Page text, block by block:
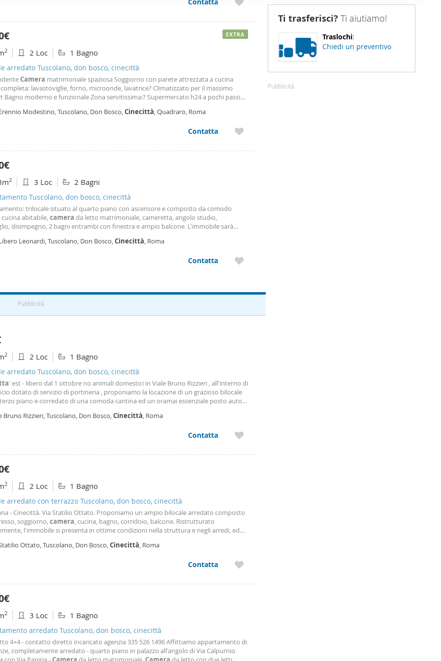
Condividiamo inoltre informazioni sul modo in cui utilizza il nostro sito
di analisi dei dati web, pubblicità e social media, i quali potrebbero
che ha fornito loro o che hanno raccolto dal suo utilizzo dei loro
2 2 Loc 1 Bagno
arredato Tuscolano, don bosco, cinecittà
Camera matrimoniale spaziosa Soggiorno con parete attrezzata a cucina
completa: lavastoviglie, forno, microonde, lavatrice? Climatizzato per il massimo
Bagno moderno e funzionale Zona servitissima:? Supermercato h24 a pochi passi
eccellenti: Metro a e mezzi pubblici
Modestino, Tuscolano, Don Bosco,Cinecittà, Quadraro, Roma
Contatta
EXTRA
2 3 Loc 2 Bagni
Tuscolano, don bosco, cinecittà
trilocale situato al quarto piano con ascensore e composto da comodo
abitabile, camera da letto matrimoniale, cameretta, angolo studio,
disimpegno, 2 bagni entrambi con finestra e ampio balcone. L'immobile sarà
degli anni '80, fornito di ascensore. Zona e
Leonardi, Tuscolano, Don Bosco,Cinecittà, Roma
Contatta
Pubblicità
2 2 Loc 1 Bagno
arredato Tuscolano, don bosco, cinecittà
' est - libero dal 1 ottobre no animali domestici in Viale Bruno Rizzieri , all'interno di
dotato di servizio di portineria , proponiamo la locazione di un grazioso bilocale
piano e corredato di una comoda cantina ed un oramai essenziale posto auto
la casa è
Bruno Rizzieri, Tuscolano, Don Bosco,Cinecittà, Roma
Contatta
2 2 Loc 1 Bagno
arredato con terrazzo Tuscolano, don bosco, cinecittà
- Cinecittà. Via Statilio Ottato. Proponiamo un ampio bilocale arredato composto
soggiorno, camera, cucina, bagno, corridoio, balcone. Ristrutturato
l'immobile si presenta in ottime condizioni nella struttura e negli arredi, ed
e tranquillo. In posizione favorevole
Ottato, Tuscolano, Don Bosco,Cinecittà, Roma
Contatta
2 3 Loc 1 Bagno
arredato Tuscolano, don bosco, cinecittà
4+4 - contatto diretto incaricato agenzia 335 526 1496 Affittiamo appartamento di
completamente arredato - quarto piano in palazzo all'angolo di Via Calpurnio
Ti trasferisci? Ti aiutiamo!
Traslochi:
Chiedi un preventivo
Pubblicità